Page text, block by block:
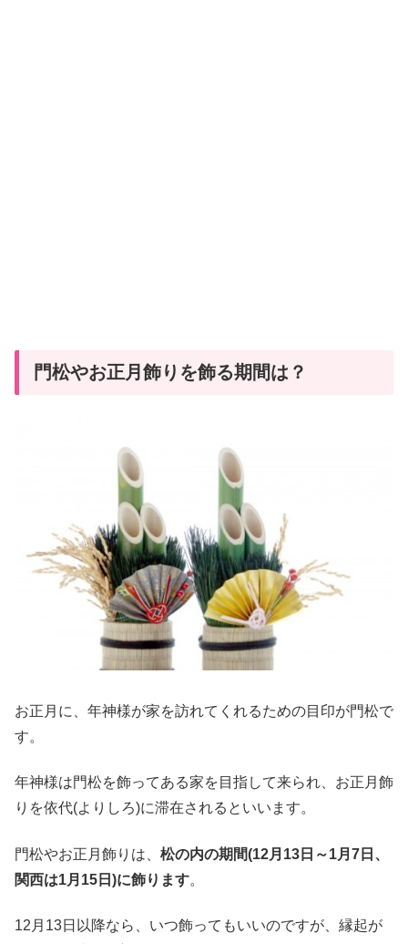
門松やお正月飾りを飾る期間は？
お正月に、年神様が家を訪れてくれるための目印が門松で
す。
年神様は門松を飾ってある家を目指して来られ、お正月飾
りを依代(よりしろ)に滞在されるといいます。
門松やお正月飾りは、 松の内の期間(12月13日～1月7日、
関西は1月15日)に飾ります。
12月13日以降なら、いつ飾ってもいいのですが、縁起が